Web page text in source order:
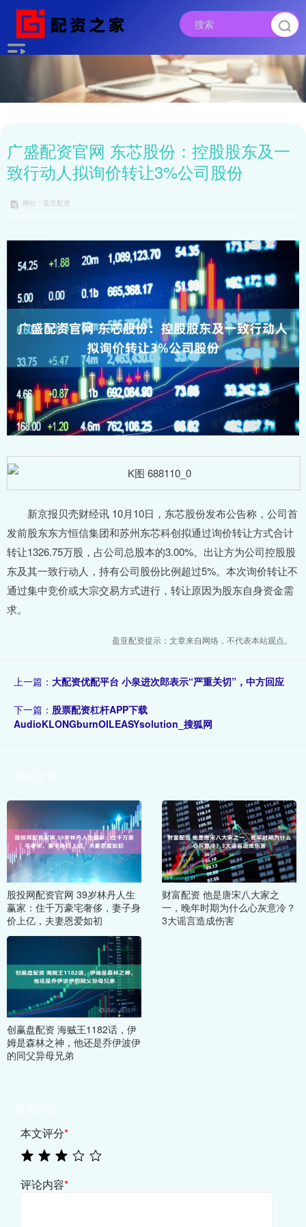
广盛配资官网 东芯股份：控股股东及一
致行动人拟询价转让3%公司股份
网站：盈亚配资
新京报贝壳财经讯 10月10日，东芯股份发布公告称，公司首
发前股东东方恒信集团和苏州东芯科创拟通过询价转让方式合计
转让1326.75万股，占公司总股本的3.00%。出让方为公司控股股
东及其一致行动人，持有公司股份比例超过5%。本次询价转让不
通过集中竞价或大宗交易方式进行，转让原因为股东自身资金需
求。
盈亚配资提示：文章来自网络，不代表本站观点。
上一篇： 大配资优配平台 小泉进次郎表示“严重关切”，中方回应
下一篇： 股票配资杠杆APP下载
AudioKLONGburnOILEASYsolution_搜狐网
股投网配资官网 39岁林丹人生
赢家：住千万豪宅奢侈，妻子身
价上亿，夫妻恩爱如初
财富配资 他是唐宋八大家之
一，晚年时期为什么心灰意冷？
3大谣言造成伤害
创赢盘配资 海贼王1182话，伊
姆是森林之神，他还是乔伊波伊
的同父异母兄弟
本文评分*
评论内容*